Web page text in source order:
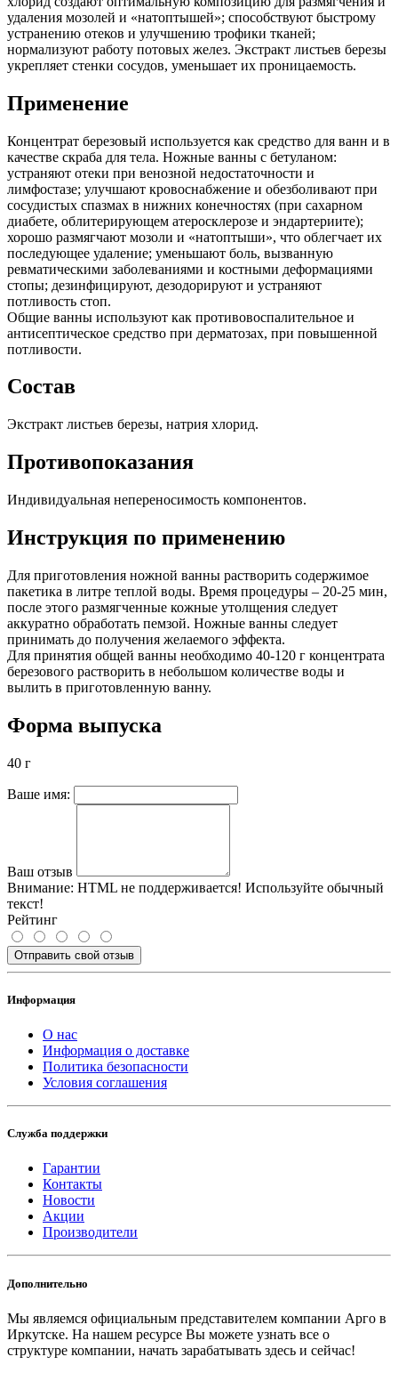
удаления мозолей и «натоптышей»; способствуют быстрому
устранению отеков и улучшению трофики тканей;
нормализуют работу потовых желез. Экстракт листьев березы
укрепляет стенки сосудов, уменьшает их проницаемость.
Применение
Концентрат березовый используется как средство для ванн и в
качестве скраба для тела. Ножные ванны с бетуланом:
устраняют отеки при венозной недостаточности и
лимфостазе; улучшают кровоснабжение и обезболивают при
сосудистых спазмах в нижних конечностях (при сахарном
диабете, облитерирующем атеросклерозе и эндартериите);
хорошо размягчают мозоли и «натоптыши», что облегчает их
последующее удаление; уменьшают боль, вызванную
ревматическими заболеваниями и костными деформациями
стопы; дезинфицируют, дезодорируют и устраняют
потливость стоп.
Общие ванны используют как противовоспалительное и
антисептическое средство при дерматозах, при повышенной
потливости.
Состав
Экстракт листьев березы, натрия хлорид.
Противопоказания
Индивидуальная непереносимость компонентов.
Инструкция по применению
Для приготовления ножной ванны растворить содержимое
пакетика в литре теплой воды. Время процедуры – 20-25 мин,
после этого размягченные кожные утолщения следует
аккуратно обработать пемзой. Ножные ванны следует
принимать до получения желаемого эффекта.
Для принятия общей ванны необходимо 40-120 г концентрата
березового растворить в небольшом количестве воды и
вылить в приготовленную ванну.
Форма выпуска
40 г
Ваше имя:
Ваш отзыв
Внимание: HTML не поддерживается! Используйте обычный
текст!
Рейтинг
Отправить свой отзыв
Информация
О нас
Информация о доставке
Политика безопасности
Условия соглашения
Служба поддержки
Гарантии
Контакты
Новости
Акции
Производители
Дополнительно
Мы являемся официальным представителем компании Арго в
Иркутске. На нашем ресурсе Вы можете узнать все о
структуре компании, начать зарабатывать здесь и сейчас!